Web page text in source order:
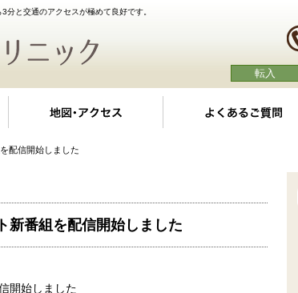
と交通のアクセスが極めて良好です。
転入
配信開始しました
新番組を配信開始しました
開始しました